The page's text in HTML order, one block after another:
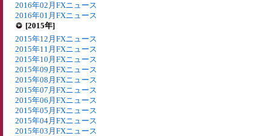
2016年02月FXニュース
2016年01月FXニュース
[2015年]
2015年12月FXニュース
2015年11月FXニュース
2015年10月FXニュース
2015年09月FXニュース
2015年08月FXニュース
2015年07月FXニュース
2015年06月FXニュース
2015年05月FXニュース
2015年04月FXニュース
2015年03月FXニュース